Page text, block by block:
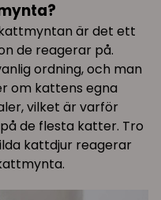
är det ett
de reagerar på.
ordning, och man
om kattens egna
vilket är varför
de flesta katter. Tro
kattdjur reagerar